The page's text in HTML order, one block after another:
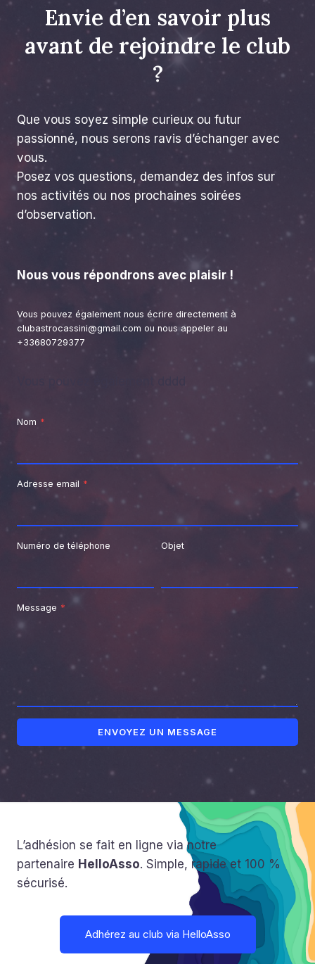
Envie d’en savoir plus
avant de rejoindre le club
?
Que vous soyez simple curieux ou futur
passionné, nous serons ravis d’échanger avec
vous.
Posez vos questions, demandez des infos sur
nos activités ou nos prochaines soirées
d’observation.
Nous vous répondrons avec plaisir !
Vous pouvez également nous écrire directement à
clubastrocassini@gmail.com ou nous appeler au
+33680729377
Vous pouvez également dddd
Nom *
Adresse email *
Numéro de téléphone Objet
Message *
ENVOYEZ UN MESSAGE
L’adhésion se fait en ligne via notre
partenaire HelloAsso. Simple, rapide et 100 %
sécurisé.
Adhérez au club via HelloAsso